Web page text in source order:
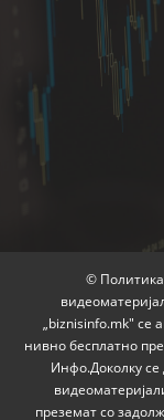
© Политика
„biznisinfo.mk" се
нивно бесплатно
Инфо.Доколку се
преземат со